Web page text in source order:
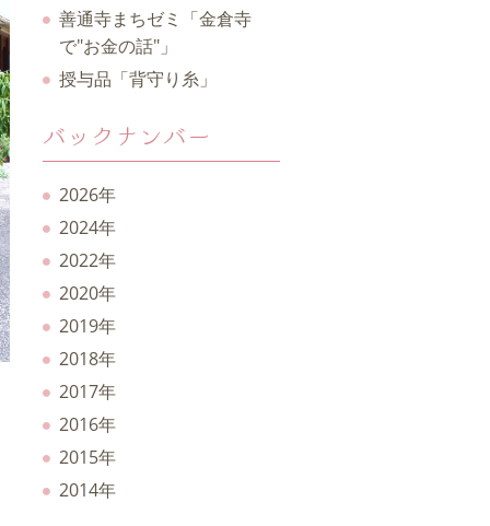
善通寺まちゼミ「金倉寺
で"お金の話"」
授与品「背守り糸」
バックナンバー
2026年
2024年
2022年
2020年
2019年
2018年
2017年
2016年
2015年
2014年